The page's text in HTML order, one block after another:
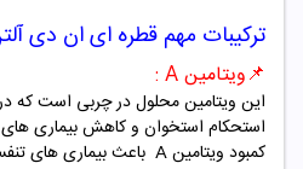
ترکیبات مهم قطره ای ان دی
📌ویتامینA
:
این ویتامین محلول در چربی است که
استحکام استخوان و کاهش بیماری های
کمبود ویتامینA باعث بیماری های